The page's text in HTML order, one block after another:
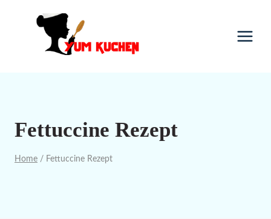
Fettuccine Rezept
Home / Fettuccine Rezept